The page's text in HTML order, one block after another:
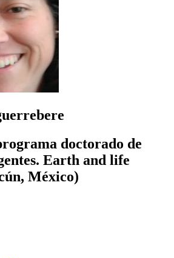
doctorado de
Earth and life
México)